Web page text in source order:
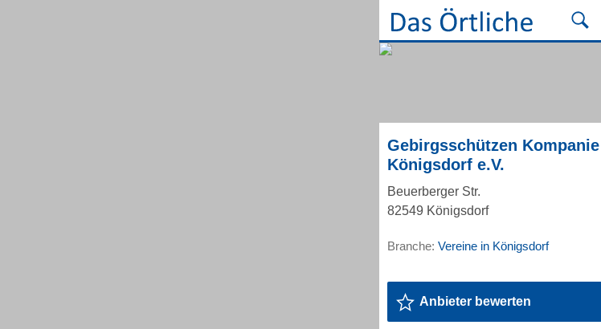
Gebirgsschützen Kompanie
Königsdorf e.V.
Beuerberger Str.
82549 Königsdorf
Branche: Vereine in Königsdorf
Anbieter bewerten